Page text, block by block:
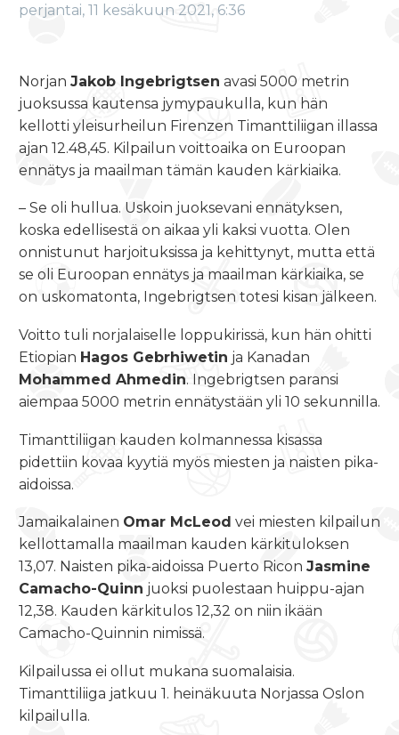
perjantai, 11 kesäkuun 2021, 6:36
Norjan Jakob Ingebrigtsen avasi 5000 metrin
juoksussa kautensa jymypaukulla, kun hän
kellotti yleisurheilun Firenzen Timanttiliigan illassa
ajan 12.48,45. Kilpailun voittoaika on Euroopan
ennätys ja maailman tämän kauden kärkiaika.
– Se oli hullua. Uskoin juoksevani ennätyksen,
koska edellisestä on aikaa yli kaksi vuotta. Olen
onnistunut harjoituksissa ja kehittynyt, mutta että
se oli Euroopan ennätys ja maailman kärkiaika, se
on uskomatonta, Ingebrigtsen totesi kisan jälkeen.
Voitto tuli norjalaiselle loppukirissä, kun hän ohitti
Etiopian Hagos Gebrhiwetin ja Kanadan
Mohammed Ahmedin. Ingebrigtsen paransi
aiempaa 5000 metrin ennätystään yli 10 sekunnilla.
Timanttiliigan kauden kolmannessa kisassa
pidettiin kovaa kyytiä myös miesten ja naisten pika-
aidoissa.
Jamaikalainen Omar McLeod vei miesten kilpailun
kellottamalla maailman kauden kärkituloksen
13,07. Naisten pika-aidoissa Puerto Ricon Jasmine
Camacho-Quinn juoksi puolestaan huippu-ajan
12,38. Kauden kärkitulos 12,32 on niin ikään
Camacho-Quinnin nimissä.
Kilpailussa ei ollut mukana suomalaisia.
Timanttiliiga jatkuu 1. heinäkuuta Norjassa Oslon
kilpailulla.